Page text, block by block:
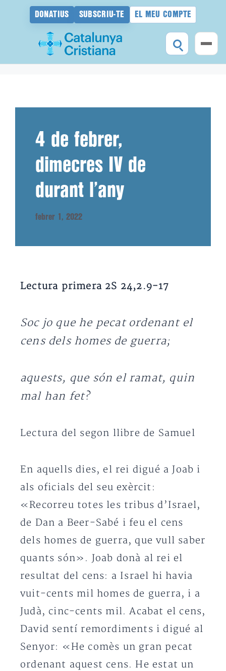
DONATIUS SUBSCRIU-TE EL MEU COMPTE
4 de febrer,
dimecres IV de
durant l’any
febrer 1, 2022
Lectura primera 2S 24,2.9-17
Soc jo que he pecat ordenant el
cens dels homes de guerra;
aquests, que són el ramat, quin
mal han fet?
Lectura del segon llibre de Samuel
En aquells dies, el rei digué a Joab i
als oficials del seu exèrcit:
«Recorreu totes les tribus d’Israel,
de Dan a Beer-Sabé i feu el cens
dels homes de guerra, que vull saber
quants són». Joab donà al rei el
resultat del cens: a Israel hi havia
vuit-cents mil homes de guerra, i a
Judà, cinc-cents mil. Acabat el cens,
David sentí remordiments i digué al
Senyor: «He comès un gran pecat
ordenant aquest cens. He estat un